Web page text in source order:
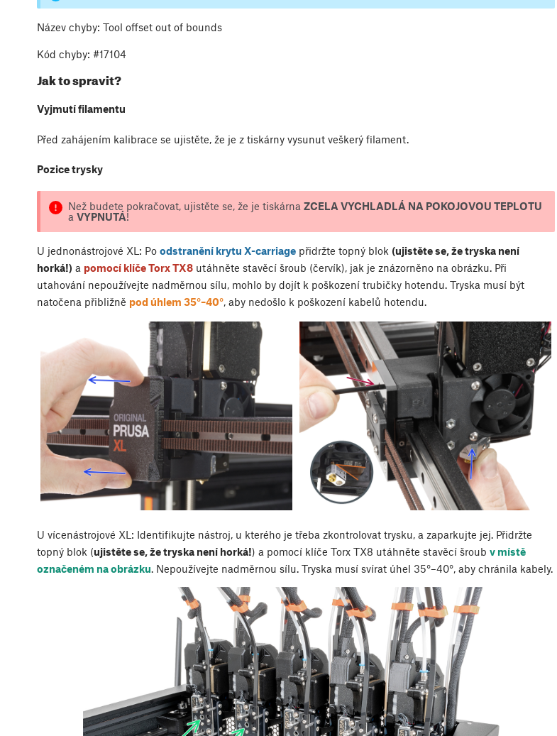
Název chyby: Tool offset out of bounds
Kód chyby: #17104
Jak to spravit?
Vyjmutí filamentu
Před zahájením kalibrace se ujistěte, že je z tiskárny vysunut veškerý filament.
Pozice trysky
Než budete pokračovat, ujistěte se, že je tiskárna ZCELA VYCHLADLÁ NA POKOJOVOU TEPLOTU
a VYPNUTÁ!
U jednonástrojové XL: Po odstranění krytu X-carriage přidržte topný blok (ujistěte se, že tryska není
horká!) a pomocí klíče Torx TX8 utáhněte stavěcí šroub (červík), jak je znázorněno na obrázku. Při
utahování nepoužívejte nadměrnou sílu, mohlo by dojít k poškození trubičky hotendu. Tryska musí být
natočena přibližně pod úhlem 35°–40°, aby nedošlo k poškození kabelů hotendu.
U vícenástrojové XL: Identifikujte nástroj, u kterého je třeba zkontrolovat trysku, a zaparkujte jej. Přidržte
topný blok (ujistěte se, že tryska není horká!) a pomocí klíče Torx TX8 utáhněte stavěcí šroub v místě
označeném na obrázku. Nepoužívejte nadměrnou sílu. Tryska musí svírat úhel 35°–40°, aby chránila kabely.